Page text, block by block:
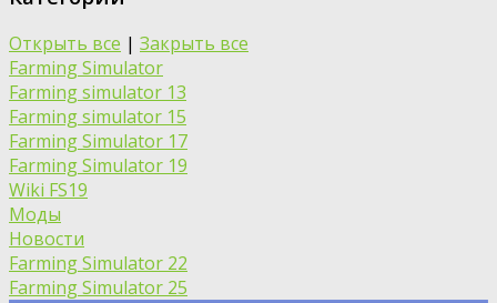
Открыть все | Закрыть все
Farming Simulator
Farming simulator 13
Farming simulator 15
Farming Simulator 17
Farming Simulator 19
Wiki FS19
Моды
Новости
Farming Simulator 22
Farming Simulator 25